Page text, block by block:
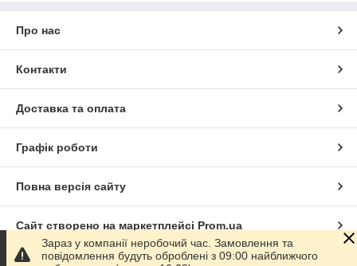
Про нас
Контакти
Доставка та оплата
Графік роботи
Повна версія сайту
Сайт створено на маркетплейсі Prom.ua
Зараз у компанії неробочий час. Замовлення та
повідомлення будуть оброблені з 09:00 найближчого